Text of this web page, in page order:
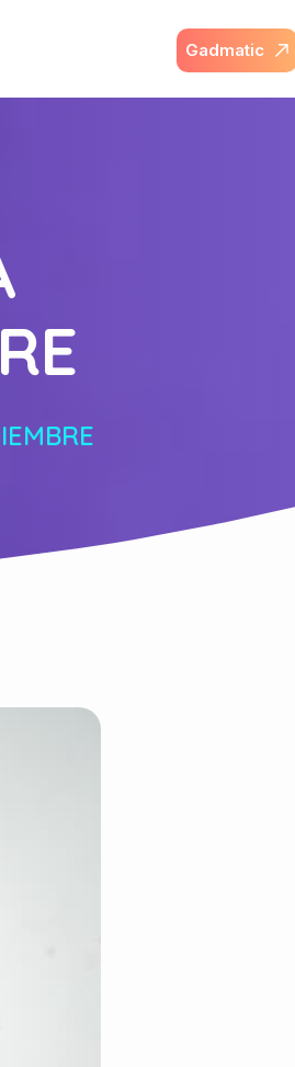
Gadmatic